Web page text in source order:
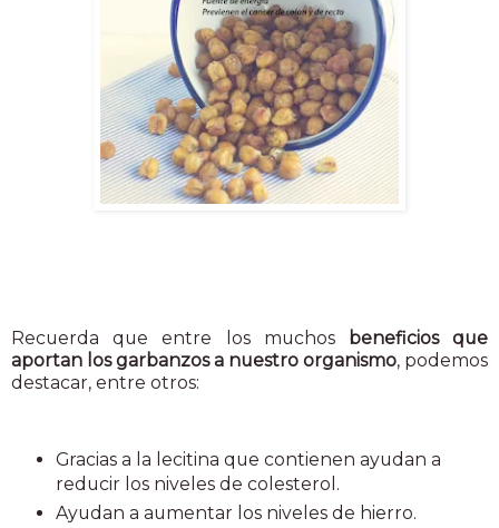
Recuerda que entre los muchos beneficios que
aportan los garbanzos a nuestro organismo, podemos
destacar, entre otros:
Gracias a la lecitina que contienen ayudan a
reducir los niveles de colesterol.
Ayudan a aumentar los niveles de hierro.